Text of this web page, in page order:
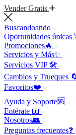
Vender Gratis
Buscandoando
Oportunidades únicas
Promociones🔥
Servicios y Más✨
Servicios VIP 🛠️
Cambios y Trueques
Favoritos❤️
Ayuda y Soporte🆘
Entérate 📖
Nosotros👥
Preguntas frecuentes❓